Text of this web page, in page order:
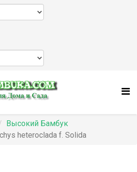
Высокий Бамбук
heteroclada f. Solida